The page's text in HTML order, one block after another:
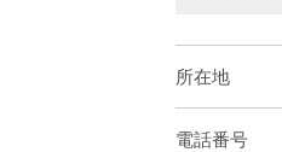
所在地
電話番号